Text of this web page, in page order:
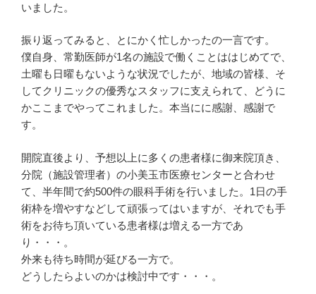
いました。
振り返ってみると、とにかく忙しかったの一言です。
僕自身、常勤医師が1名の施設で働くことははじめてで、
土曜も日曜もないような状況でしたが、地域の皆様、そ
してクリニックの優秀なスタッフに支えられて、どうに
かここまでやってこれました。本当にに感謝、感謝で
す。
開院直後より、予想以上に多くの患者様に御来院頂き、
分院（施設管理者）の小美玉市医療センターと合わせ
て、半年間で約500件の眼科手術を行いました。1日の手
術枠を増やすなどして頑張ってはいますが、それでも手
術をお待ち頂いている患者様は増える一方であ
り・・・。
外来も待ち時間が延びる一方で。
どうしたらよいのかは検討中です・・・。